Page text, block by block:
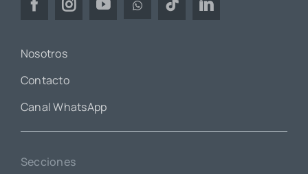
Nosotros
Contacto
Canal WhatsApp
Secciones